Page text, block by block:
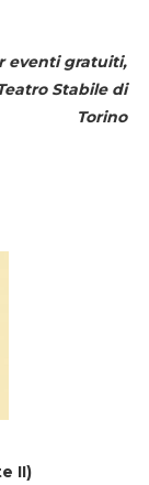
eventi gratuiti,
Stabile di
Torino
II)